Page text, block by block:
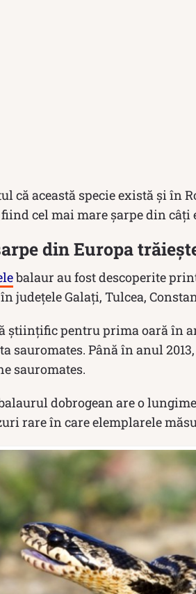
că această specie există și în
cel mai mare șarpe din câți
din Europa
balaur au fost descoperite
judeţele Galaţi, Tulcea,
ştiinţific pentru prima oară în
sauromates. Până în anul
sauromates.
dobrogean are o
rare în care elemplarele